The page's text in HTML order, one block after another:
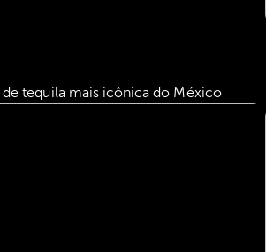
de tequila mais icônica do México